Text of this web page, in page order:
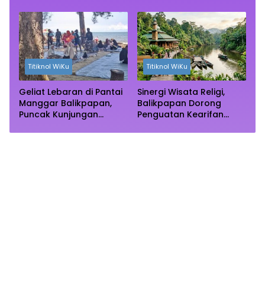
Titiknol WiKu
Geliat Lebaran di Pantai
Manggar Balikpapan,
Puncak Kunjungan
Titiknol WiKu
Sinergi Wisata Religi,
Balikpapan Dorong
Penguatan Kearifan
Ramadhan